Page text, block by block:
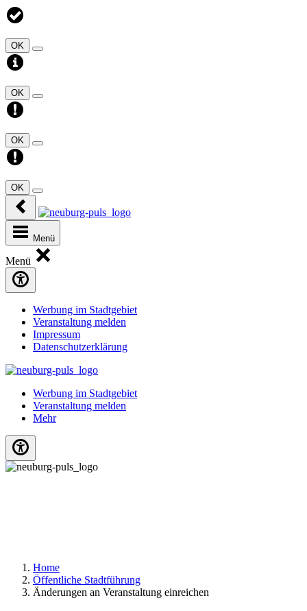
OK
OK
OK
OK
Menü
Menü
Werbung im Stadtgebiet
Veranstaltung melden
Impressum
Datenschutzerklärung
Werbung im Stadtgebiet
Veranstaltung melden
Mehr
Home
Öffentliche Stadtführung
Änderungen an Veranstaltung einreichen